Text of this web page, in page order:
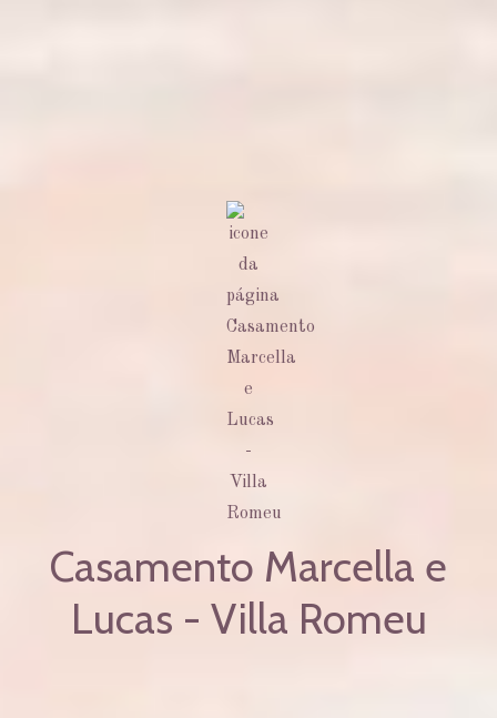
Casamento Marcella e
Lucas - Villa Romeu